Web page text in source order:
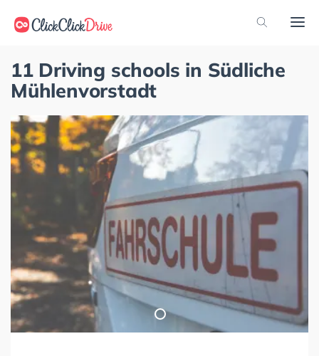
11 Driving schools in Südliche
Mühlenvorstadt